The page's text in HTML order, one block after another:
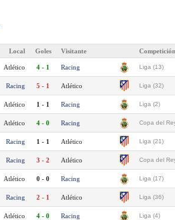
Local Goles Visitante Competición
Atlético 4 - 1 Racing Liga (13)
Racing 5 - 1 Atlético Liga (32)
Atlético 1 - 1 Racing Liga (2)
Atlético 4 - 0 Racing Copa del
Racing 1 - 1 Atlético Liga (21)
Racing 3 - 2 Atlético Copa del
Atlético 0 - 0 Racing Liga (17)
Racing 2 - 1 Atlético Liga (36)
Atlético 4 - 0 Racing Liga (4)